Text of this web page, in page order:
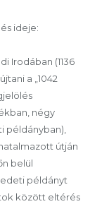
ideje:
Irodában (1136
a „1042
négy
példányban),
útján
belül
példányt
között eltérés